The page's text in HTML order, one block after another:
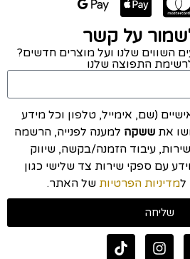
על קשר
השווים שלנו ועל מוצרים חדשים?
התפוצה שלנו
(שם, אימייל, טלפון וכל מידע
את ששקה למענה לפנייה, הרשמה
עיבוד הזמנה/בקשה, שיווק
עם ספקי שירות צד שלישי כגון
מדיניות הפרטיות של האתר.
שליחה